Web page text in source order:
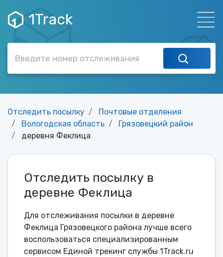
1Track
Отследить посылку
Почтовые отделения
Вологодская область
Грязовецкий район
деревня Феклица
Отследить посылку в
деревне Феклица
Для отслеживания посылки в деревне
Феклица Грязовецкого района лучше всего
воспользоваться специализированным
сервисом Единой трекинг службы 1Track.ru